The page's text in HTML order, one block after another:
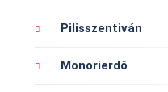
Pilisszentiván
Monorierdő